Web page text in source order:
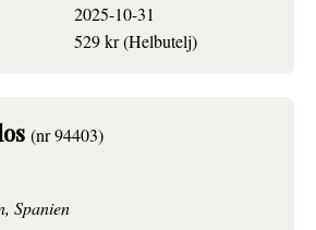
2025-10-31
529 kr (Helbutelj)
(nr 94403)
Spanien